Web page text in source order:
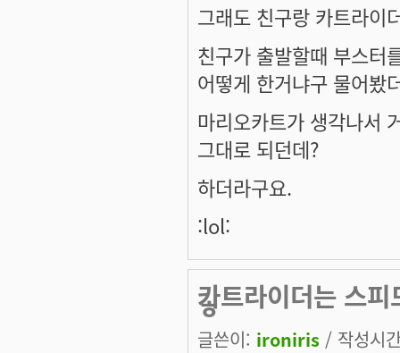
그래도 친구랑 카트라이
친구가 출발할때 부스터
어떻게 한거냐구 물어봤
마리오카트가 생각나서
그대로 되던데?
하더라구요.
:lol:
카트라이더는 스
ㅎ
글쓴이: ironiris / 작성시